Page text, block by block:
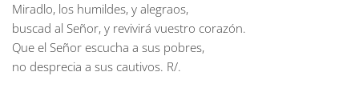
Miradlo, los humildes, y alegraos,
buscad al Señor, y revivirá vuestro corazón.
Que el Señor escucha a sus pobres,
no desprecia a sus cautivos. R/.